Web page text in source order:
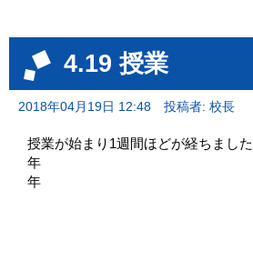
4.19 授業
2018年04月19日 12:48 投稿者: 校長
授業が始まり1週間ほどが経ちまし
年
年 ヒカリ